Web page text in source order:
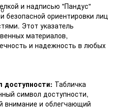
и надписью "Пандус"
безопасной ориентировки лиц
Этот указатель
материалов,
и надежность в любых
Табличка
символ доступности,
внимание и облегчающий